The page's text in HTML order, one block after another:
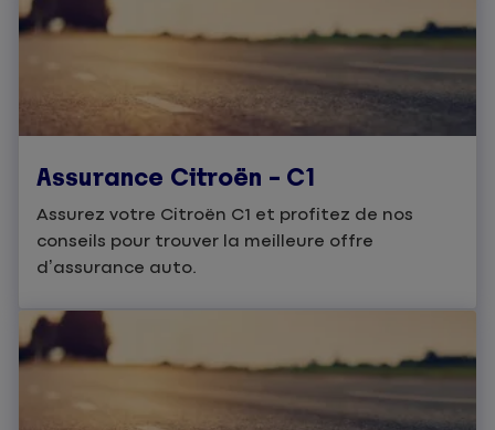
Assurance Citroën – C1
Assurez votre Citroën C1 et profitez de nos
conseils pour trouver la meilleure offre
d’assurance auto.